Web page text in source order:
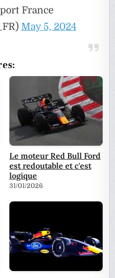
France
May 5, 2024
Le moteur Red Bull Ford
est redoutable et c'est
logique
31/01/2026